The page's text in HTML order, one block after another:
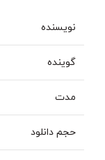
نویسنده
گوینده
مدت
حجم دانلود